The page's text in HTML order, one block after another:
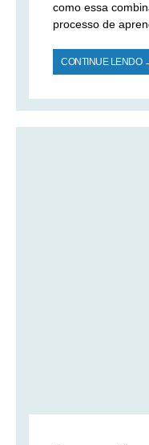
como essa
processo de
CONTINUE LENDO